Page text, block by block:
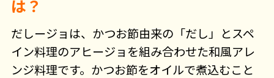
は？
だしージョは、かつお節由来の「だし」とスペ
イン料理のアヒージョを組み合わせた和風アレ
ンジ料理です。かつお節をオイルで煮込むこと